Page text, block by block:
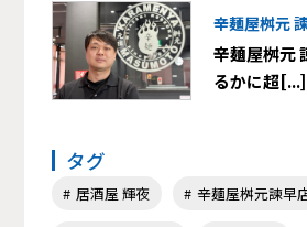
辛麺屋桝元
辛麺屋桝元
るかに超[...]
タグ
居酒屋 輝夜 辛麺屋桝元諫早